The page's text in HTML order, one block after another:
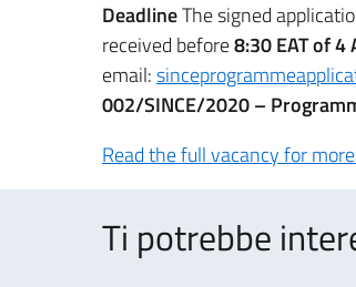
DeadlineThe signed
received before8:30 EAT of
email:
002/SINCE/2020 –
Read the full vacancy for
Ti potrebbe